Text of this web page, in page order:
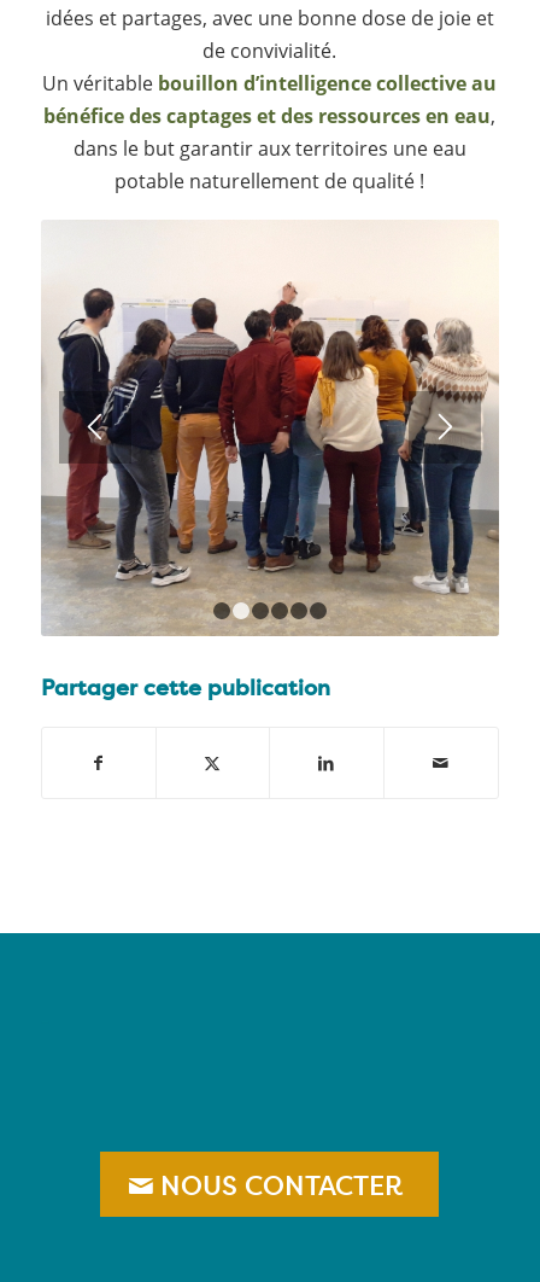
idées et partages, avec une bonne dose de joie et
de convivialité.
Un véritable bouillon d’intelligence collective au
bénéfice des captages et des ressources en eau,
dans le but garantir aux territoires une eau
potable naturellement de qualité !
3 4 5 6
Partager cette publication
NOUS CONTACTER